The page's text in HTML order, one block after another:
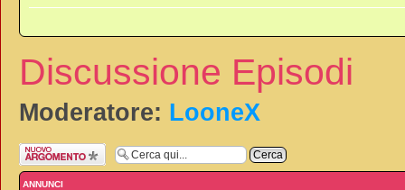
Discussione Episodi
Moderatore: LooneX
Scrivi un nuovo
argomento
ANNUNCI